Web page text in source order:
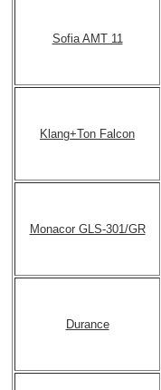
Sofia AMT 11
Klang+Ton Falcon
Monacor GLS-301/GR
Durance